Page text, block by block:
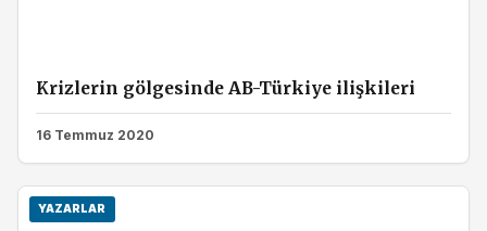
Krizlerin gölgesinde AB-Türkiye ilişkileri
16 Temmuz 2020
YAZARLAR